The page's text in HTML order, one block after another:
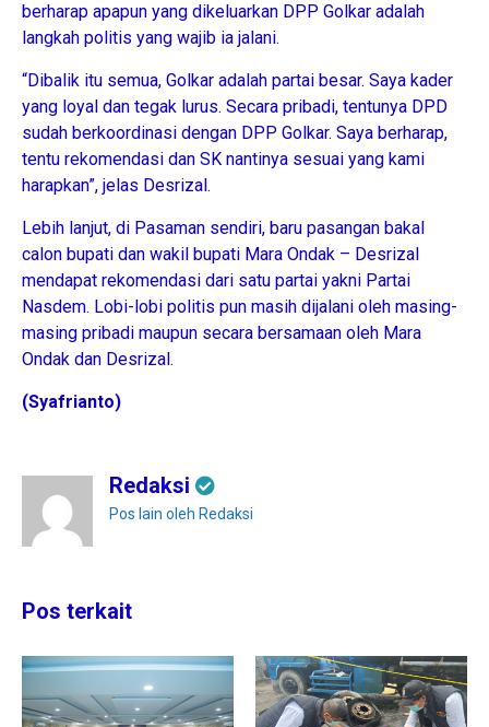
berharap apapun yang dikeluarkan DPP Golkar adalah
langkah politis yang wajib ia jalani.
“Dibalik itu semua, Golkar adalah partai besar. Saya kader
yang loyal dan tegak lurus. Secara pribadi, tentunya DPD
sudah berkoordinasi dengan DPP Golkar. Saya berharap,
tentu rekomendasi dan SK nantinya sesuai yang kami
harapkan”, jelas Desrizal.
Lebih lanjut, di Pasaman sendiri, baru pasangan bakal
calon bupati dan wakil bupati Mara Ondak – Desrizal
mendapat rekomendasi dari satu partai yakni Partai
Nasdem. Lobi-lobi politis pun masih dijalani oleh masing-
masing pribadi maupun secara bersamaan oleh Mara
Ondak dan Desrizal.
(Syafrianto)
Redaksi
Pos lain oleh Redaksi
Pos terkait